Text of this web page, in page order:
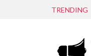
TRENDING